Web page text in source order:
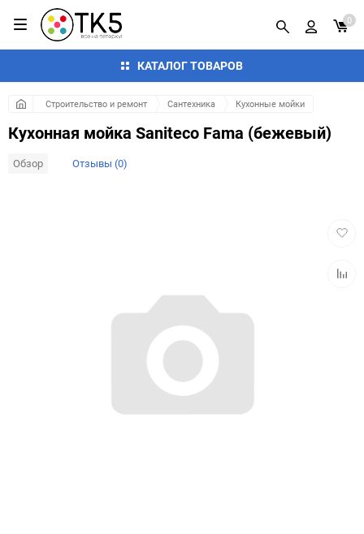
КАТАЛОГ ТОВАРОВ
0
Строительство и ремонт Сантехника Кухонные мойки
Кухонная мойка Saniteco Fama (бежевый)
Обзор Отзывы (0)